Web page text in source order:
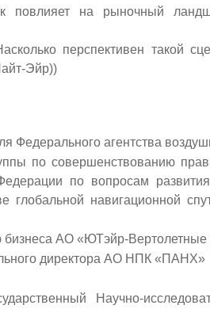
повлияет на рыночный
перспективен такой
Эйр))
Федерального агентства
по совершенствованию
по вопросам
глобальной навигационной
бизнеса АО «ЮТэйр-Вертолетные
директора АО НПК «ПАНХ»
Научно-